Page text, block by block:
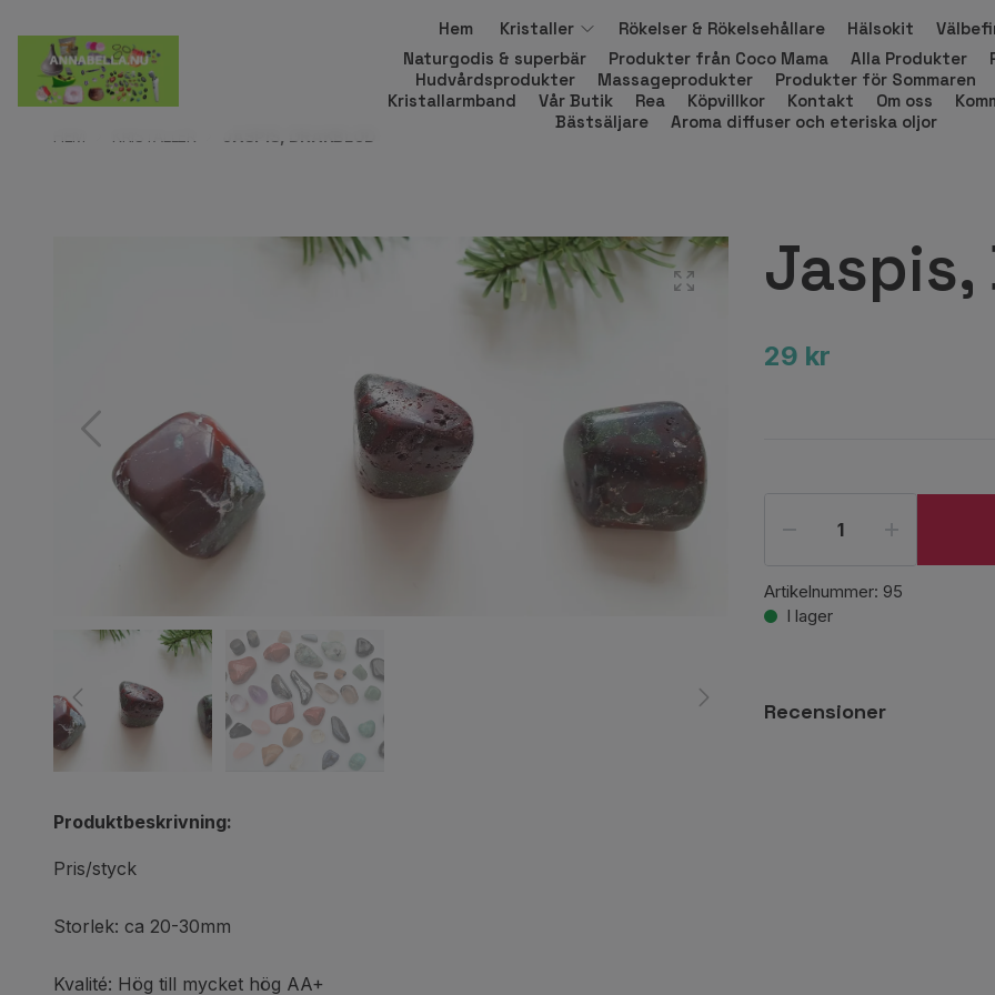
Hem Kristaller Rökelser & Rökelsehållare Hälsokit
Naturgodis & superbär
Produkter från Coco Mama Alla Produkter
Hudvårdsprodukter
Massageprodukter Produkter för Sommaren
Kristallarmband
Vår Butik Rea Köpvillkor Kontakt Om oss
Bästsäljare
Aroma diffuser och eteriska oljor
Jaspis,
29 kr
Artikelnummer: 95
I lager
Recensioner
Produktbeskrivning:
Pris/styck
Storlek: ca 20-30mm
Kvalité: Hög till mycket hög AA+